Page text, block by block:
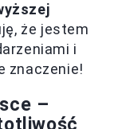
że jestem
i
znaczenie!
–